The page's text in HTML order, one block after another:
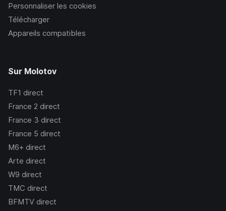
Personnaliser les cookies
Télécharger
Appareils compatibles
Sur Molotov
TF1 direct
France 2 direct
France 3 direct
France 5 direct
M6+ direct
Arte direct
W9 direct
TMC direct
BFMTV direct